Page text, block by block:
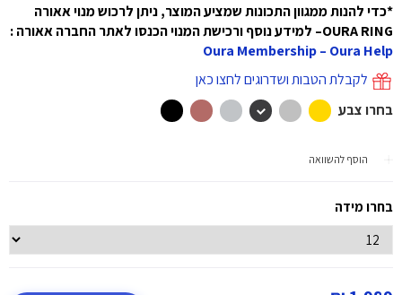
*כדי להנות ממגוון התכונות שמציע המוצר, ניתן לרכוש מנוי אאורה
OURA RING– למידע נוסף ורכישת המנוי הכנסו לאתר החברה אאורה :
Oura Membership – Oura Help
לקבלת הטבות ושדרוגים לחצו כאן
בחרו צבע
הוסף להשוואה
בחרו מידה